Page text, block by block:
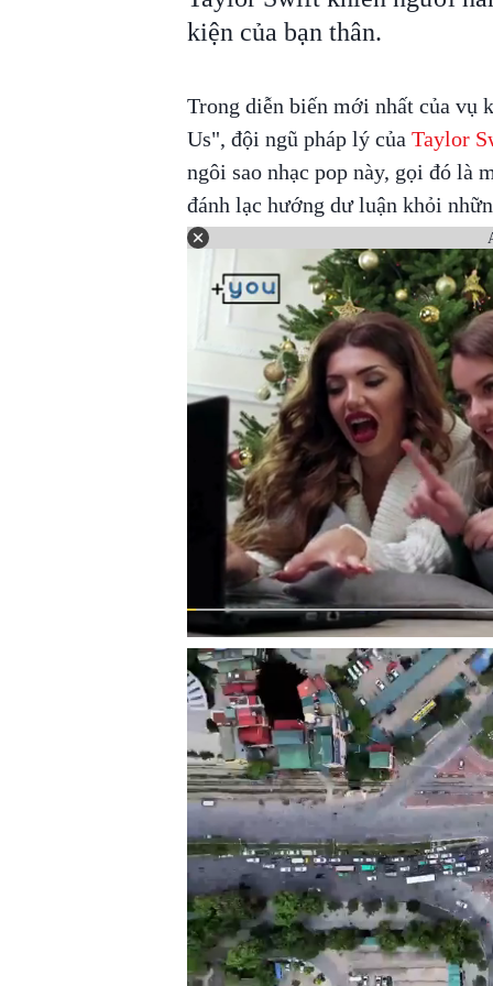
kiện của bạn thân.
Trong diễn biến mới nhất của vụ
Us", đội ngũ pháp lý của Taylor
ngôi sao nhạc pop này, gọi đó là
đánh lạc hướng dư luận khỏi